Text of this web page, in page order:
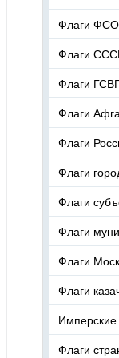
Флаги ФСО
Флаги
Флаги
Флаги
Флаги
Флаги
Флаги
Флаги
Флаги
Флаги
Флаги